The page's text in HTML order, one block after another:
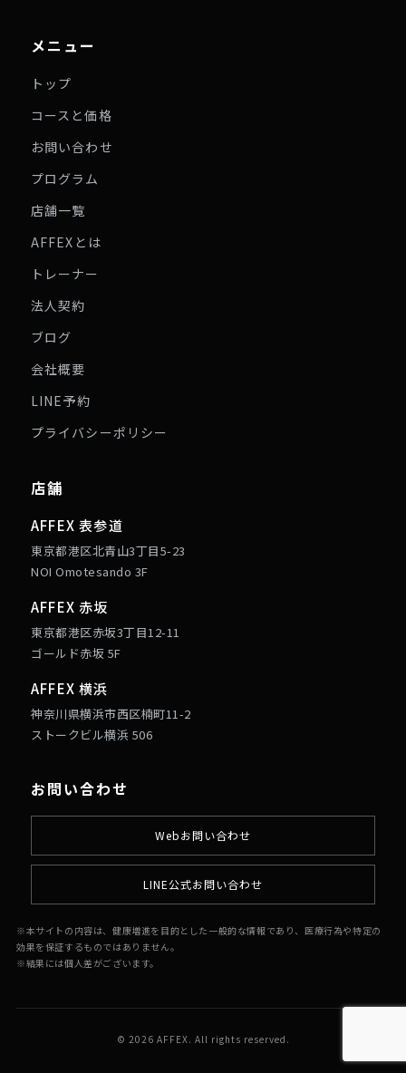
メニュー
トップ
コースと価格
お問い合わせ
プログラム
店舗一覧
AFFEXとは
トレーナー
法人契約
ブログ
会社概要
LINE予約
プライバシーポリシー
店舗
AFFEX 表参道
東京都港区北青山3丁目5-23
NOI Omotesando 3F
AFFEX 赤坂
東京都港区赤坂3丁目12-11
ゴールド赤坂 5F
AFFEX 横浜
神奈川県横浜市西区楠町11-2
ストークビル横浜 506
お問い合わせ
Webお問い合わせ
LINE公式お問い合わせ
※本サイトの内容は、健康増進を目的とした一般的な情報であり、医療行為や特定の
効果を保証するものではありません。
※結果には個人差がございます。
© 2026 AFFEX. All rights reserved.